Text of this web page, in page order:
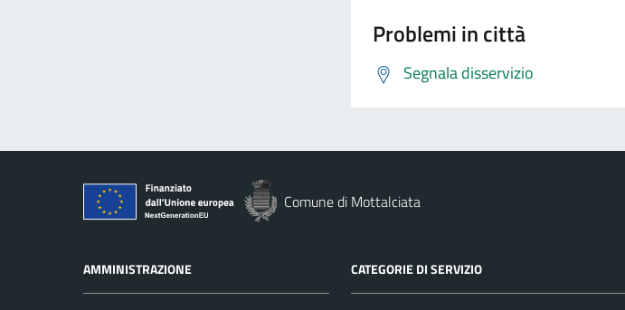
Problemi in città
Segnala disservizio
Comune di Mottalciata
AMMINISTRAZIONE CATEGORIE DI SERVIZIO